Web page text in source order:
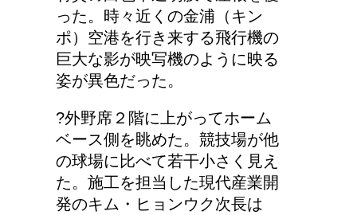
リンパに転移した場合、
余命って極端に短くなる
の？
副交感神経が優位だと、
気管支はどうなるの？
った。時々近くの金浦（キン
ポ）空港を行き来する飛行機の
巨大な影が映写機のように映る
姿が異色だった。
?外野席２階に上がってホーム
ベース側を眺めた。競技場が他
の球場に比べて若干小さく見え
た。施工を担当した現代産業開
発のキム・ヒョンウク次長は